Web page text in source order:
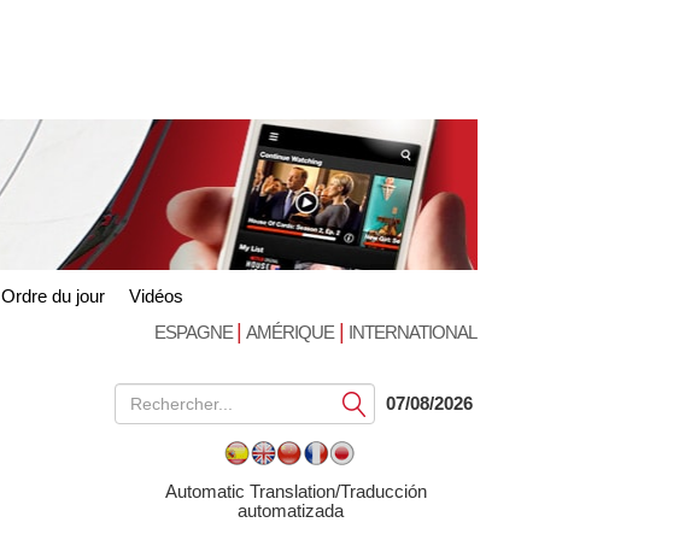
Ordre du jour
Vidéos
ESPAGNE | AMÉRIQUE | INTERNATIONAL
Soumettre07/08/2026
Automatic Translation/Traducción
automatizada